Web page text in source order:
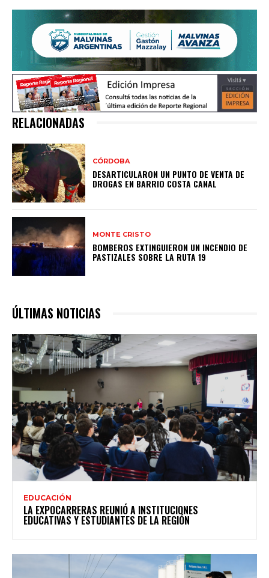
RELACIONADAS
CÓRDOBA
DESARTICULARON UN PUNTO DE VENTA DE
DROGAS EN BARRIO COSTA CANAL
MONTE CRISTO
BOMBEROS EXTINGUIERON UN INCENDIO DE
PASTIZALES SOBRE LA RUTA 19
ÚLTIMAS NOTICIAS
EDUCACIÓN
LA EXPOCARRERAS REUNIÓ A INSTITUCIONES
EDUCATIVAS Y ESTUDIANTES DE LA REGIÓN